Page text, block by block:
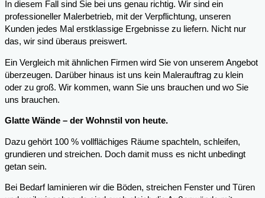
In diesem Fall sind Sie bei uns genau richtig. Wir sind ein
professioneller Malerbetrieb, mit der Verpflichtung, unseren
Kunden jedes Mal erstklassige Ergebnisse zu liefern. Nicht nur
das, wir sind überaus preiswert.
Ein Vergleich mit ähnlichen Firmen wird Sie von unserem Angebot
überzeugen. Darüber hinaus ist uns kein Malerauftrag zu klein
oder zu groß. Wir kommen, wann Sie uns brauchen und wo Sie
uns brauchen.
Glatte Wände – der Wohnstil von heute.
Dazu gehört 100 % vollflächiges Räume spachteln, schleifen,
grundieren und streichen. Doch damit muss es nicht unbedingt
getan sein.
Bei Bedarf laminieren wir die Böden, streichen Fenster und Türen